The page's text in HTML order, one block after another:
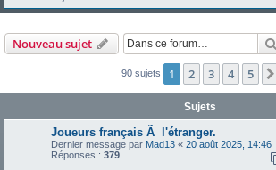
Nouveau sujet
90 sujets 1 2 3 4 5
Sujets
Joueurs français Ã l'étranger.
Dernier message par Mad13 « 20 août 2025, 14:46
Réponses : 379